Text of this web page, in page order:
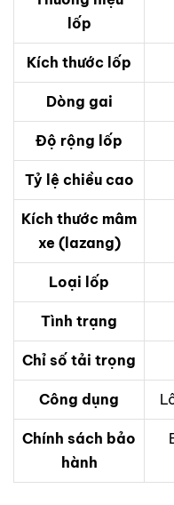
lốp
Kích thước lốp
Dòng gai
Độ rộng lốp
Tỷ lệ chiều cao
Kích thước mâm
xe (lazang)
Loại lốp
Tình trạng
Chỉ số tải trọng
Công dụng
Chính sách bảo
hành